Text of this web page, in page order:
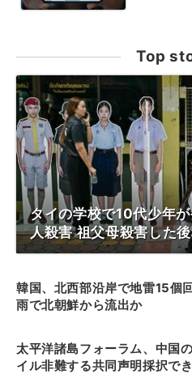
Top
タイの学校で10代少年
人殺害 祖父母殺害した
韓国、北西部沿岸で地雷15個
雨で北朝鮮から流出か
太平洋諸島フォーラム、中国
イル非難する共同声明採択で